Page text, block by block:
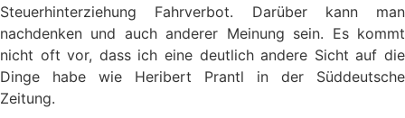
Steuerhinterziehung Fahrverbot. Darüber kann man
nachdenken und auch anderer Meinung sein. Es kommt
nicht oft vor, dass ich eine deutlich andere Sicht auf die
Dinge habe wie Heribert Prantl in der Süddeutsche
Zeitung.